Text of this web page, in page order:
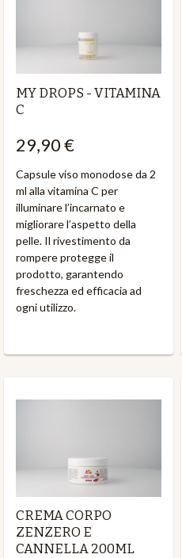
MY DROPS - VITAMINA
C
29,90 €
Capsule viso monodose da 2
ml alla vitamina C per
illuminare l’incarnato e
migliorare l’aspetto della
pelle. Il rivestimento da
rompere protegge il
prodotto, garantendo
freschezza ed efficacia ad
ogni utilizzo.
CREMA CORPO
ZENZERO E
CANNELLA 200ML